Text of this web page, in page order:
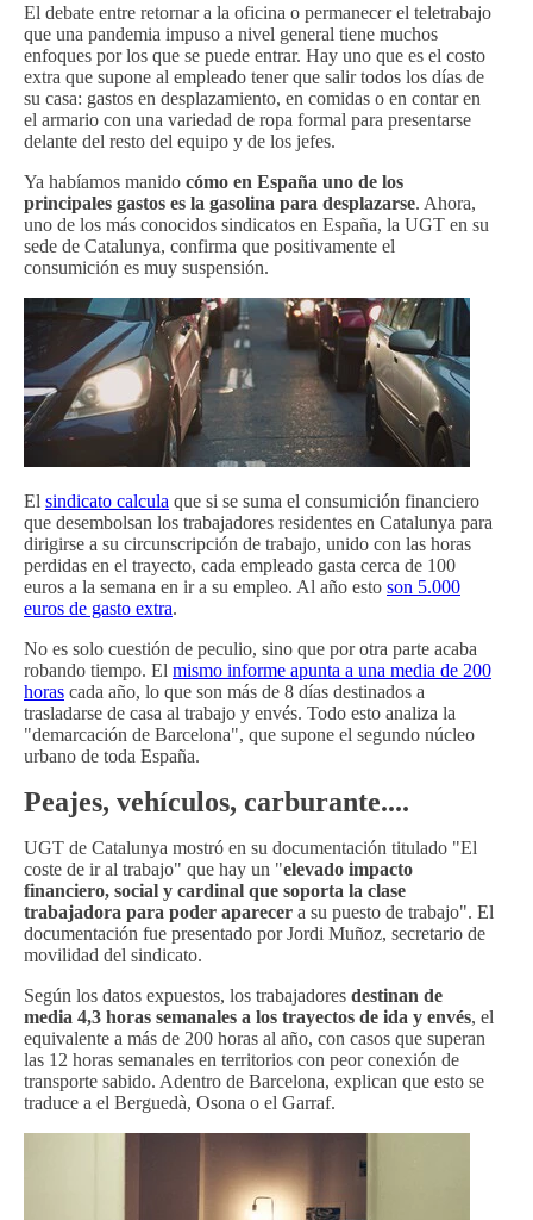
El debate entre retornar a la oficina o permanecer el teletrabajo
que una pandemia impuso a nivel general tiene muchos
enfoques por los que se puede entrar. Hay uno que es el costo
extra que supone al empleado tener que salir todos los días de
su casa: gastos en desplazamiento, en comidas o en contar en
el armario con una variedad de ropa formal para presentarse
delante del resto del equipo y de los jefes.
Ya habíamos manido cómo en España uno de los
principales gastos es la gasolina para desplazarse. Ahora,
uno de los más conocidos sindicatos en España, la UGT en su
sede de Catalunya, confirma que positivamente el
consumición es muy suspensión.
El sindicato calcula que si se suma el consumición financiero
que desembolsan los trabajadores residentes en Catalunya para
dirigirse a su circunscripción de trabajo, unido con las horas
perdidas en el trayecto, cada empleado gasta cerca de 100
euros a la semana en ir a su empleo. Al año esto son 5.000
euros de gasto extra.
No es solo cuestión de peculio, sino que por otra parte acaba
robando tiempo. El mismo informe apunta a una media de 200
horas cada año, lo que son más de 8 días destinados a
trasladarse de casa al trabajo y envés. Todo esto analiza la
"demarcación de Barcelona", que supone el segundo núcleo
urbano de toda España.
Peajes, vehículos, carburante....
UGT de Catalunya mostró en su documentación titulado "El
coste de ir al trabajo" que hay un "elevado impacto
financiero, social y cardinal que soporta la clase
trabajadora para poder aparecer a su puesto de trabajo". El
documentación fue presentado por Jordi Muñoz, secretario de
movilidad del sindicato.
Según los datos expuestos, los trabajadores destinan de
media 4,3 horas semanales a los trayectos de ida y envés, el
equivalente a más de 200 horas al año, con casos que superan
las 12 horas semanales en territorios con peor conexión de
transporte sabido. Adentro de Barcelona, explican que esto se
traduce a el Berguedà, Osona o el Garraf.